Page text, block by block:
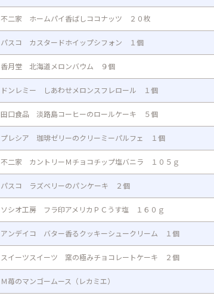
不二家 ホームパイ香ばしココナッツ ２０枚
パスコ カスタードホイップシフォン １個
香月堂 北海道メロンバウム ９個
ドンレミー しあわせメロンスフレロール １個
田口食品 淡路島コーヒーのロールケーキ ５個
プレシア 珈琲ゼリーのクリーミーパルフェ １個
不二家 カントリーＭチョコチップ塩バニラ １０５ｇ
パスコ ラズベリーのパンケーキ ２個
ソシオ工房 フラ印アメリカＰＣうす塩 １６０ｇ
アンデイコ バター香るクッキーシュークリーム １個
スイーツスイーツ 窯の極みチョコレートケーキ ２個
Ｍ苺のマンゴームース（レカミエ）